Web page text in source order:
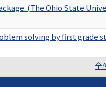
(The Ohio State
solving by first grade
全